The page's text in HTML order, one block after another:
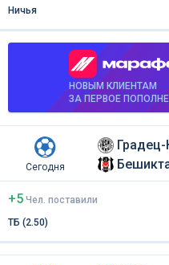
Ничья
НОВЫМ КЛИЕНТАМ
ЗА ПЕРВОЕ
Сегодня
+5 Чел поставили
ТБ (2.50)